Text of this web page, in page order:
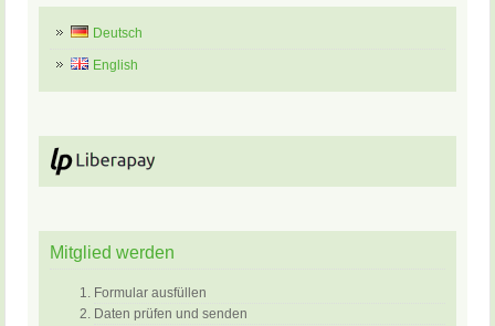
Deutsch
English
Mitglied werden
Formular ausfüllen
Daten prüfen und senden